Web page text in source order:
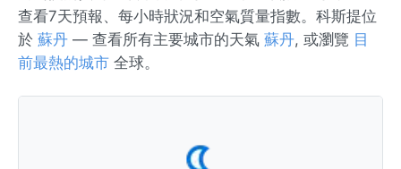
查看7天預報、每小時狀況和空氣質量指數。科斯提位
於 蘇丹 — 查看所有主要城市的天氣 蘇丹, 或瀏覽 目
前最熱的城市 全球。